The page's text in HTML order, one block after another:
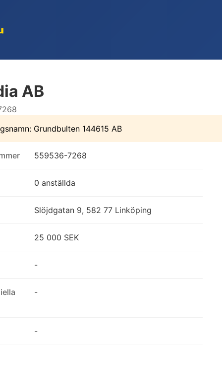
AB
Grundbulten 144615 AB
559536-7268
0 anställda
Slöjdgatan 9, 582 77 Linköping
25 000 SEK
-
-
-